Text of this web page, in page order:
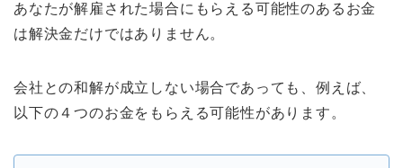
あなたが解雇された場合にもらえる可能性のあるお金
は解決金だけではありません。
会社との和解が成立しない場合であっても、例えば、
以下の４つのお金をもらえる可能性があります。